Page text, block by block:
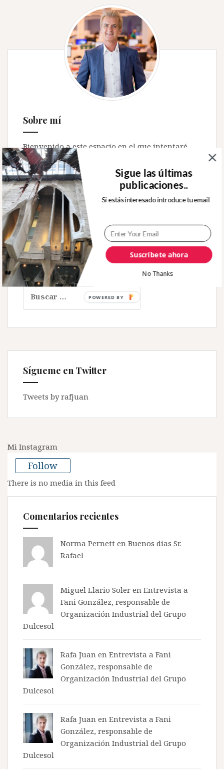
Sobre mí
Bienvenido a este espacio en el que intentaré
compartir cuestiones relacionadas con la
innovación que me apasiona desde hace
muchos años. Aportaré también mis
experiencias del trabajo en Vicky Foods, la
empresa familiar en la que desarrollo mi
trayectoria profesional.
Buscar:
Sígueme en Twitter
Tweets by rafjuan
Mi Instagram
Follow
There is no media in this feed
Comentarios recientes
Norma Pernett en Buenos días Sr.
Rafael
Miguel Llario Soler en Entrevista a
Fani González, responsable de
Organización Industrial del Grupo
Dulcesol
Rafa Juan en Entrevista a Fani
González, responsable de
Organización Industrial del Grupo
Dulcesol
Rafa Juan en Entrevista a Fani
González, responsable de
Organización Industrial del Grupo
Dulcesol
Suscríbete ahora
Sigue las últimas
publicaciones..
Si estás interesado introduce tu email
No Thanks